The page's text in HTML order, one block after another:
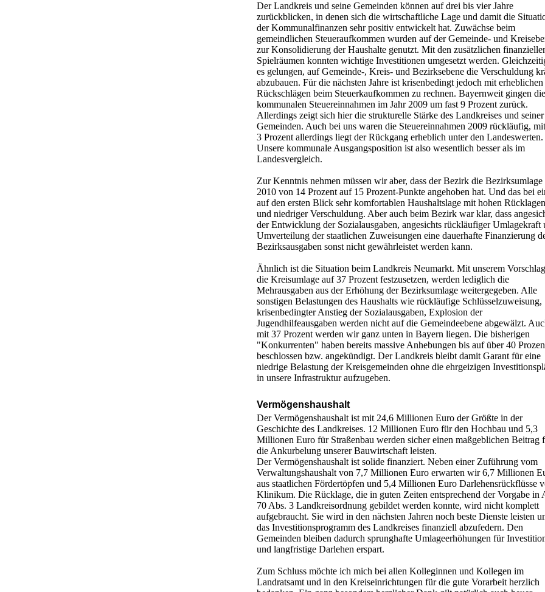
Der Landkreis und seine Gemeinden können auf drei bis vier Jahre
zurückblicken, in denen sich die wirtschaftliche Lage und damit die
der Kommunalfinanzen sehr positiv entwickelt hat. Zuwächse beim
gemeindlichen Steueraufkommen wurden auf der Gemeinde- und
zur Konsolidierung der Haushalte genutzt. Mit den zusätzlichen
Spielräumen konnten wichtige Investitionen umgesetzt werden.
es gelungen, auf Gemeinde-, Kreis- und Bezirksebene die Verschuldung
abzubauen. Für die nächsten Jahre ist krisenbedingt jedoch mit erheblichen
Rückschlägen beim Steuerkaufkommen zu rechnen. Bayernweit gingen die
kommunalen Steuereinnahmen im Jahr 2009 um fast 9 Prozent zurück.
Allerdings zeigt sich hier die strukturelle Stärke des Landkreises und seiner
Gemeinden. Auch bei uns waren die Steuereinnahmen 2009 rückläufig,
3 Prozent allerdings liegt der Rückgang erheblich unter den Landeswerten.
Unsere kommunale Ausgangsposition ist also wesentlich besser als im
Landesvergleich.
Zur Kenntnis nehmen müssen wir aber, dass der Bezirk die Bezirksumlage
2010 von 14 Prozent auf 15 Prozent-Punkte angehoben hat. Und das bei
auf den ersten Blick sehr komfortablen Haushaltslage mit hohen Rücklagen
und niedriger Verschuldung. Aber auch beim Bezirk war klar, dass
der Entwicklung der Sozialausgaben, angesichts rückläufiger Umlagekraft
Umverteilung der staatlichen Zuweisungen eine dauerhafte Finanzierung
Bezirksausgaben sonst nicht gewährleistet werden kann.
Ähnlich ist die Situation beim Landkreis Neumarkt. Mit unserem
die Kreisumlage auf 37 Prozent festzusetzen, werden lediglich die
Mehrausgaben aus der Erhöhung der Bezirksumlage weitergegeben. Alle
sonstigen Belastungen des Haushalts wie rückläufige Schlüsselzuweisung,
krisenbedingter Anstieg der Sozialausgaben, Explosion der
Jugendhilfeausgaben werden nicht auf die Gemeindeebene abgewälzt.
mit 37 Prozent werden wir ganz unten in Bayern liegen. Die bisherigen
"Konkurrenten" haben bereits massive Anhebungen bis auf über 40
beschlossen bzw. angekündigt. Der Landkreis bleibt damit Garant für eine
niedrige Belastung der Kreisgemeinden ohne die ehrgeizigen
in unsere Infrastruktur aufzugeben.
Vermögenshaushalt
Der Vermögenshaushalt ist mit 24,6 Millionen Euro der Größte in der
Geschichte des Landkreises. 12 Millionen Euro für den Hochbau und 5,3
Millionen Euro für Straßenbau werden sicher einen maßgeblichen Beitrag
die Ankurbelung unserer Bauwirtschaft leisten.
Der Vermögenshaushalt ist solide finanziert. Neben einer Zuführung vom
Verwaltungshaushalt von 7,7 Millionen Euro erwarten wir 6,7 Millionen
aus staatlichen Fördertöpfen und 5,4 Millionen Euro Darlehensrückflüsse
Klinikum. Die Rücklage, die in guten Zeiten entsprechend der Vorgabe in
70 Abs. 3 Landkreisordnung gebildet werden konnte, wird nicht komplett
aufgebraucht. Sie wird in den nächsten Jahren noch beste Dienste leisten
das Investitionsprogramm des Landkreises finanziell abzufedern. Den
Gemeinden bleiben dadurch sprunghafte Umlageerhöhungen für
und langfristige Darlehen erspart.
Zum Schluss möchte ich mich bei allen Kolleginnen und Kollegen im
Landratsamt und in den Kreiseinrichtungen für die gute Vorarbeit herzlich